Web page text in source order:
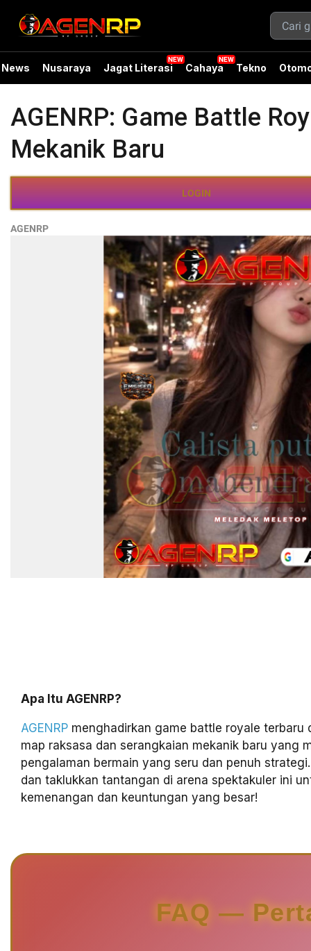
News Nusaraya Jagat Literasi Cahaya Tekno
AGENRP: Game Battle
Mekanik Baru
LOGIN
AGENRP
Apa Itu AGENRP?
AGENRP menghadirkan game battle royale terbaru
map raksasa dan serangkaian mekanik baru yang
pengalaman bermain yang seru dan penuh
dan taklukkan tantangan di arena spektakuler ini
kemenangan dan keuntungan yang besar!
FAQ —